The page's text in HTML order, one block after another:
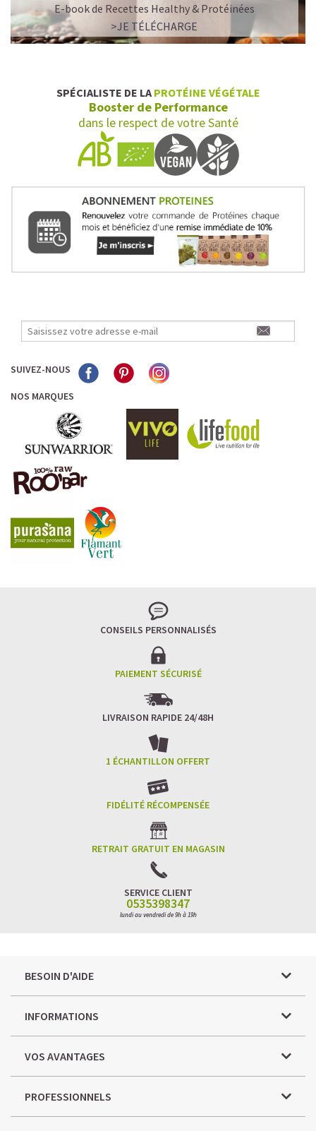
E-book de Recettes Healthy & Protéinées
>JE TÉLÉCHARGE
SPÉCIALISTE DE LA PROTÉINE VÉGÉTALE
Booster de Performance
dans le respect de votre Santé
SUIVEZ-NOUS
NOS MARQUES
CONSEILS PERSONNALISÉS
PAIEMENT SÉCURISÉ
LIVRAISON RAPIDE 24/48H
1 ÉCHANTILLON OFFERT
FIDÉLITÉ RÉCOMPENSÉE
RETRAIT GRATUIT EN MAGASIN
SERVICE CLIENT
0535398347
lundi au vendredi de 9h à 19h
BESOIN D'AIDE
INFORMATIONS
VOS AVANTAGES
PROFESSIONNELS